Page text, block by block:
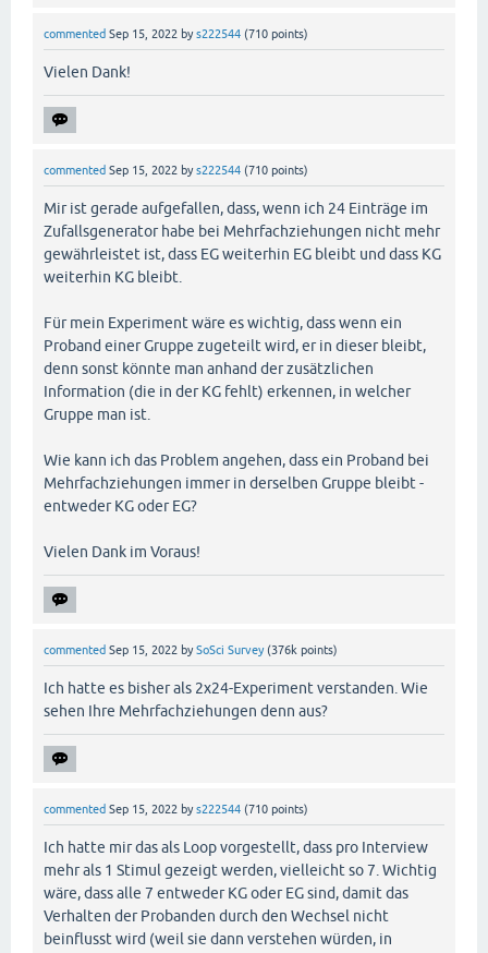
commented Sep 15, 2022 bys222544 (710 points)
Vielen Dank!
commented Sep 15, 2022 bys222544 (710 points)
Mir ist gerade aufgefallen, dass, wenn ich 24 Einträge im
Zufallsgenerator habe bei Mehrfachziehungen nicht mehr
gewährleistet ist, dass EG weiterhin EG bleibt und dass KG
weiterhin KG bleibt.
Für mein Experiment wäre es wichtig, dass wenn ein
Proband einer Gruppe zugeteilt wird, er in dieser bleibt,
denn sonst könnte man anhand der zusätzlichen
Information (die in der KG fehlt) erkennen, in welcher
Gruppe man ist.
Wie kann ich das Problem angehen, dass ein Proband bei
Mehrfachziehungen immer in derselben Gruppe bleibt -
entweder KG oder EG?
Vielen Dank im Voraus!
commented Sep 15, 2022 bySoSci Survey (376k points)
Ich hatte es bisher als 2x24-Experiment verstanden. Wie
sehen Ihre Mehrfachziehungen denn aus?
commented Sep 15, 2022 bys222544 (710 points)
Ich hatte mir das als Loop vorgestellt, dass pro Interview
mehr als 1 Stimul gezeigt werden, vielleicht so 7. Wichtig
wäre, dass alle 7 entweder KG oder EG sind, damit das
Verhalten der Probanden durch den Wechsel nicht
beinflusst wird (weil sie dann verstehen würden, in